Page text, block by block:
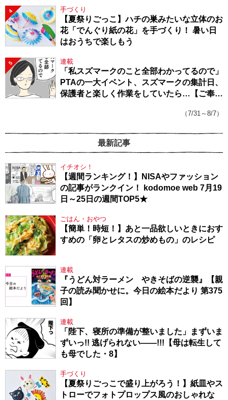
4 手づくり
【夏祭りごっこ】ハチの巣みたいな立体のお
花「でんぐり紙の花」を手づくり！ 暑い日
はおうちで楽しもう
5 連載
「私スズマークのこと全部わかってるので」
PTAの一大イベント、スズマークの集計日、
保護者と楽しく作業をしていたら…【ご奉仕
（7/31～8/7）
最新記事
イチオシ！
【週間ランキング！】NISAやファッション
の記事がランクイン！ kodomoe web 7月19
日～25日の週間TOP5★
ごはん・おやつ
【簡単！時短！】あと一品欲しいときにおす
すめの「卵とレタスの炒めもの」のレシピ
連載
『うどん対ラーメン やきそばの逆襲』【親
子の読み聞かせに。今日の絵本だより 第375
回】
連載
「陛下、寝所の準備が整いました」まずいま
ずいっ!! 逃げられない――!!!【母は転生して
も母でした・8】
手づくり
【夏祭りごっこで盛り上がろう！】紙皿やス
トローでフォトプロップス風のおしゃれな